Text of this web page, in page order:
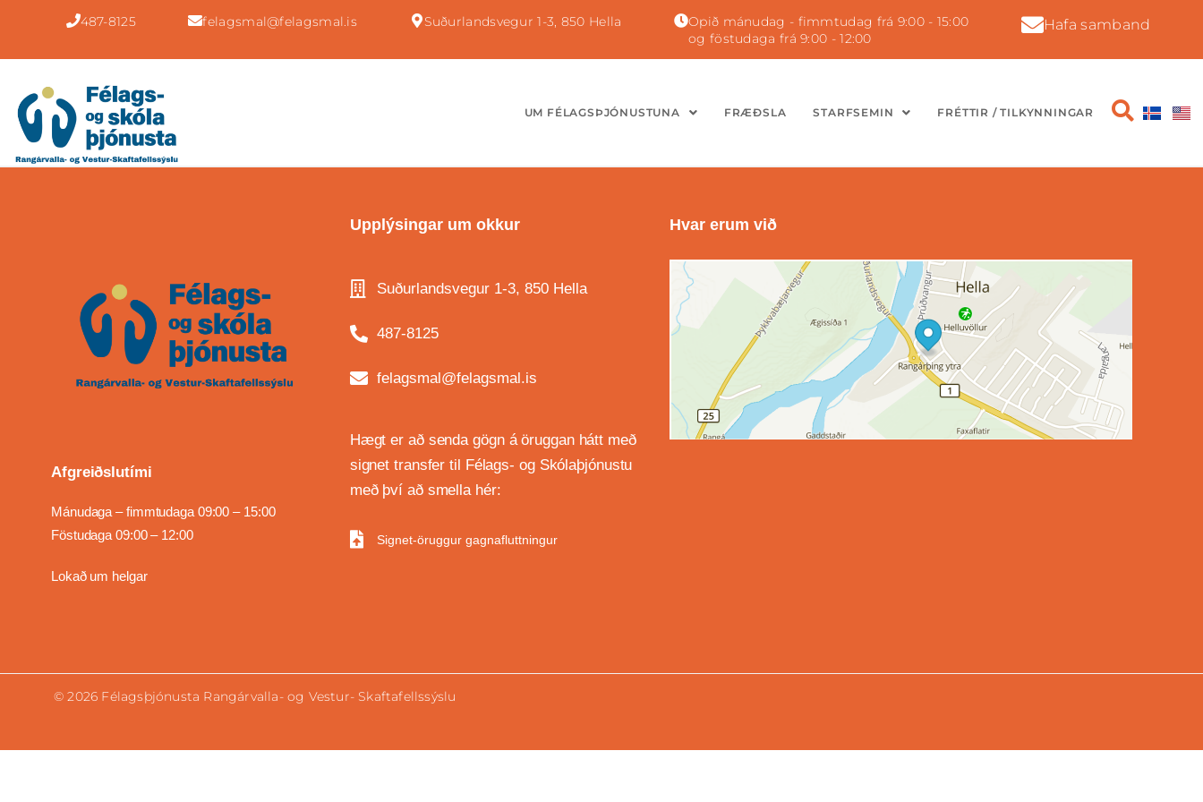
487-8125 felagsmal@felagsmal.is Suðurlandsvegur 1-3, 850 Hella
Opið mánudag - fimmtudag frá 9:00 - 15:00
og föstudaga frá 9:00 - 12:00
Hafa samband
UM FÉLAGSÞJÓNUSTUNA FRÆÐSLA STARFSEMIN FRÉTTIR / TILKYNNINGAR
Afgreiðslutími
Mánudaga – fimmtudaga 09:00 – 15:00
Föstudaga 09:00 – 12:00
Lokað um helgar
Upplýsingar um okkur
Suðurlandsvegur 1-3, 850 Hella
487-8125
felagsmal@felagsmal.is
Hægt er að senda gögn á öruggan hátt með
signet transfer til Félags- og Skólaþjónustu
með því að smella hér:
Signet-öruggur gagnafluttningur
Hvar erum við
©2026 Félagsþjónusta Rangárvalla- og Vestur- Skaftafellssýslu